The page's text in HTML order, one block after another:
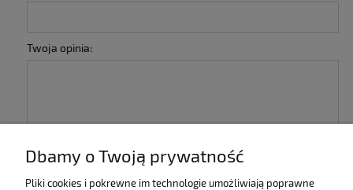
Twoja opinia:
Dbamy o Twoją prywatność
Pliki cookies i pokrewne im technologie umożliwiają poprawne